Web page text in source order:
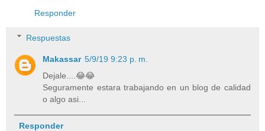
Responder
Respuestas
Makassar 5/9/19 9:23 p. m.
Dejale....😂😂
Seguramente estara trabajando en un blog de calidad
o algo asi...
Responder